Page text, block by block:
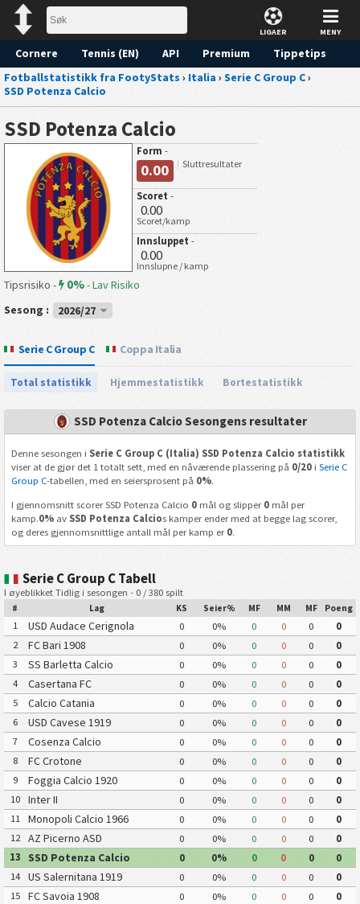
LIGAER MENY
Cornere Tennis (EN) API Premium
Tippetips
Fotballstatistikk fra FootyStats › Italia › Serie C Group C›
SSD Potenza Calcio
SSD Potenza Calcio
Form -
0.00 Sluttresultater
Scoret -
0.00
Scoret/kamp
Innsluppet -
0.00
Innslupne / kamp
Tipsrisiko - 0%-Lav Risiko
Sesong :
2026/27
Serie C Group C Coppa Italia
Total statistikk Hjemmestatistikk Bortestatistikk
SSD Potenza Calcio Sesongens resultater
Denne sesongen i Serie C Group C (Italia) SSD Potenza Calcio statistikk
viser at de gjør det 1 totalt sett, med en nåværende plassering på 0/20i Serie C
Group C-tabellen, med en seiersprosent på 0%.
I gjennomsnitt scorer SSD Potenza Calcio 0mål og slipper 0mål per
kamp.0%av SSD Potenza Calcios kamper ender med at begge lag scorer,
og deres gjennomsnittlige antall mål per kamp er 0.
Serie C Group C Tabell
I øyeblikket Tidlig i sesongen - 0 / 380 spilt
# Lag KS Seier% MF MM MF Poeng
1 USD Audace Cerignola 0 0% 0 0 0
0
2
FC Bari 1908 0 0% 0 0 0
0
3
SS Barletta Calcio 0 0% 0 0 0
0
4
Casertana FC 0 0% 0 0 0
0
5
Calcio Catania 0 0% 0 0 0
0
6
USD Cavese 1919 0 0% 0 0 0
0
7
Cosenza Calcio 0 0% 0 0 0
0
8
FC Crotone 0 0% 0 0 0
0
9
Foggia Calcio 1920 0 0% 0 0 0
0
10
Inter II 0 0% 0 0 0
0
11
Monopoli Calcio 1966 0 0% 0 0 0
0
12
AZ Picerno ASD 0 0% 0 0 0
0
13
SSD Potenza Calcio 0 0% 0 0 0
0
14
US Salernitana 1919 0 0% 0 0 0
0
15
FC Savoia 1908 0 0% 0 0 0
0